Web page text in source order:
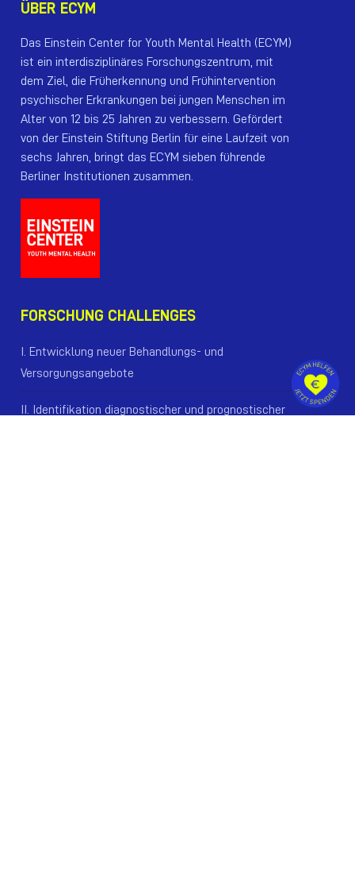
ÜBER ECYM
Das Einstein Center for Youth Mental Health (ECYM)
ist ein interdisziplinäres Forschungszentrum, mit
dem Ziel, die Früherkennung und Frühintervention
psychischer Erkrankungen bei jungen Menschen im
Alter von 12 bis 25 Jahren zu verbessern. Gefördert
von der Einstein Stiftung Berlin für eine Laufzeit von
sechs Jahren, bringt das ECYM sieben führende
Berliner Institutionen zusammen.
FORSCHUNG CHALLENGES
I. Entwicklung neuer Behandlungs- und
Versorgungsangebote
II. Identifikation diagnostischer und prognostischer